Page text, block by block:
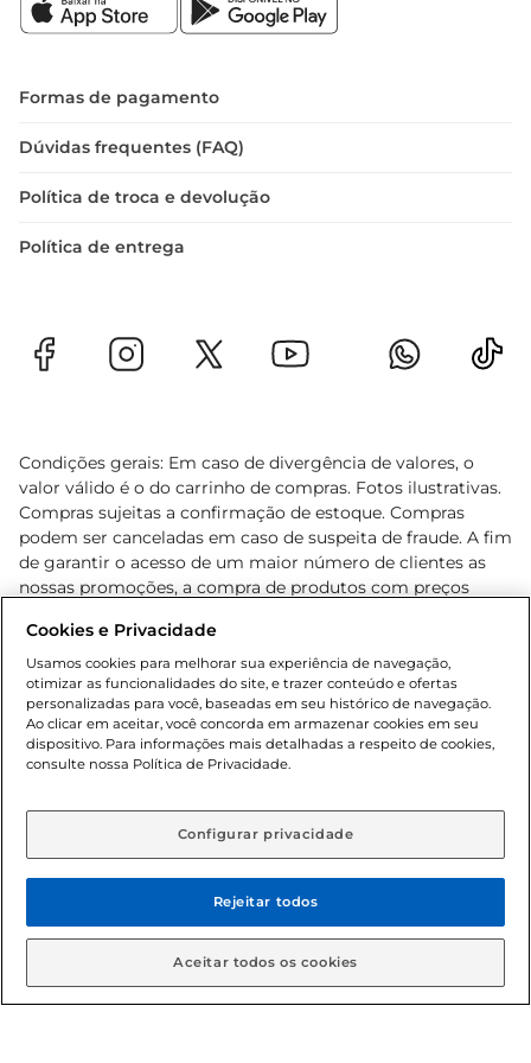
A Colomba Pascal Bauducco Chocolomba com
uma tradição que se renova a cada ano, trazendo
Proporcione-se ou presenteie alguém com esse
puro prazer.
Formas de pagamento
Dúvidas frequentes (FAQ)
Política de troca e devolução
Política de entrega
Condições gerais: Em caso de divergência de valores, o
valor válido é o do carrinho de compras. Fotos ilustrativas.
Compras sujeitas a confirmação de estoque. Compras
podem ser canceladas em caso de suspeita de fraude. A fim
de garantir o acesso de um maior número de clientes as
nossas promoções, a compra de produtos com preços
cliente. Os preços, ofertas e condições são exclusivos para
o e-commerce e válidos durante o dia de hoje, podendo
sofrer alterações sem prévia notificação. Proibida a venda
de bebidas alcoólicas para menores de 18 anos, conforme
Lei n.º 8069/90, art. 81, inciso II (Estatuto da Criança e do
Adolescente). Preços e condições exclusivos para o
aviso prévio. O valor mínimo para as compras on-line é de
© 2026 Copyright. Todos os direitos
reservados Gbarbosa.
Cookies e Privacidade
Usamos cookies para melhorar sua experiência de navegação,
otimizar as funcionalidades do site, e trazer conteúdo e ofertas
personalizadas para você, baseadas em seu histórico de navegação.
Ao clicar em aceitar, você concorda em armazenar cookies em seu
dispositivo. Para informações mais detalhadas a respeito de cookies,
consulte nossa Política de Privacidade.
Configurar privacidade
Rejeitar todos
Aceitar todos os cookies